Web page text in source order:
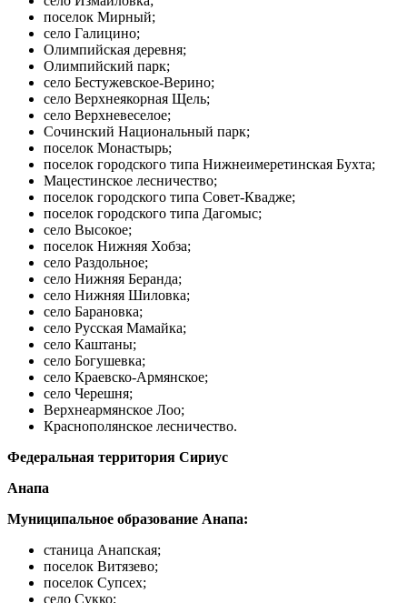
поселок Мирный;
село Галицино;
Олимпийская деревня;
Олимпийский парк;
село Бестужевское-Верино;
село Верхнеякорная Щель;
село Верхневеселое;
Сочинский Национальный парк;
поселок Монастырь;
поселок городского типа Нижнеимеретинская Бухта;
Мацестинское лесничество;
поселок городского типа Совет-Квадже;
поселок городского типа Дагомыс;
село Высокое;
поселок Нижняя Хобза;
село Раздольное;
село Нижняя Беранда;
село Нижняя Шиловка;
село Барановка;
село Русская Мамайка;
село Каштаны;
село Богушевка;
село Краевско-Армянское;
село Черешня;
Верхнеармянское Лоо;
Краснополянское лесничество.
Федеральная территория Сириус
Анапа
Муниципальное образование Анапа:
станица Анапская;
поселок Витязево;
поселок Супсех;
село Сукко;